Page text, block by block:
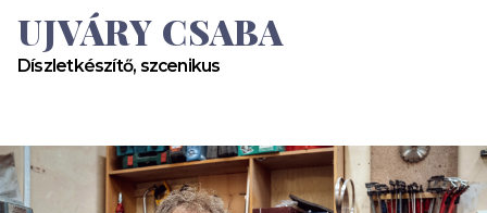
UJVÁRY CSABA
Díszletkészítő, szcenikus